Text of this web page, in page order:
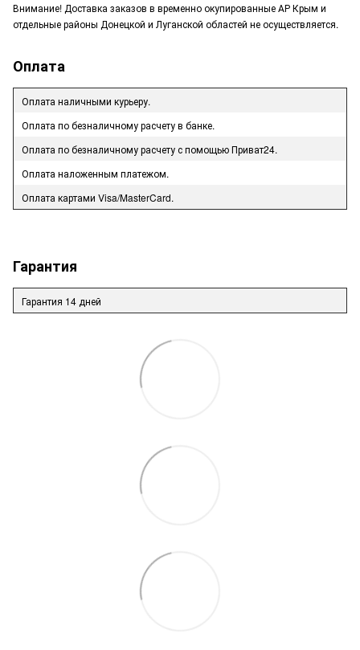
Внимание! Доставка заказов в временно окупированные АР Крым и
отдельные районы Донецкой и Луганской областей не осуществляется.
Оплата
Оплата наличными курьеру.
Оплата по безналичному расчету в банке.
Оплата по безналичному расчету с помощью Приват24.
Оплата наложенным платежом.
Оплата картами Visa/MasterCard.
Гарантия
Гарантия 14 дней